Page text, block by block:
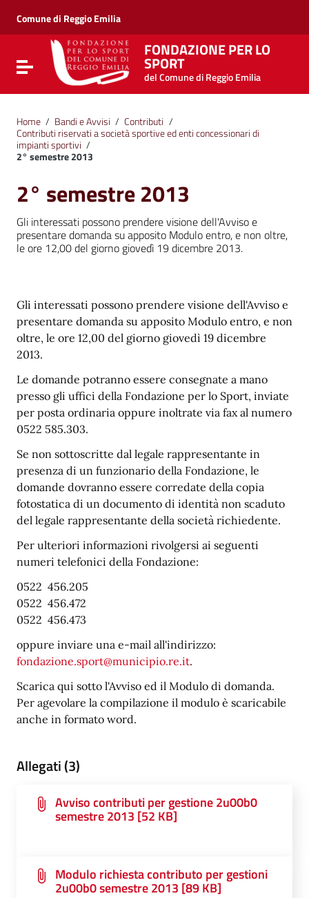
Vai al menu di navigazione
Vai al footer
Comune di Reggio Emilia
Attiva / disattiva la navigazione
FONDAZIONE PER LO
SPORT
del Comune di Reggio Emilia
Home / Bandi e Avvisi / Contributi /
Contributi riservati a società sportive ed enti concessionari di
impianti sportivi /
2° semestre 2013
2° semestre 2013
Gli interessati possono prendere visione dell'Avviso e
presentare domanda su apposito Modulo entro, e non oltre,
le ore 12,00 del giorno giovedì 19 dicembre 2013.
Gli interessati possono prendere visione dell'Avviso e
presentare domanda su apposito Modulo entro, e non
oltre, le ore 12,00 del giorno giovedì 19 dicembre
2013.
Le domande potranno essere consegnate a mano
presso gli uffici della Fondazione per lo Sport, inviate
per posta ordinaria oppure inoltrate via fax al numero
0522 585.303.
Se non sottoscritte dal legale rappresentante in
presenza di un funzionario della Fondazione, le
domande dovranno essere corredate della copia
fotostatica di un documento di identità non scaduto
del legale rappresentante della società richiedente.
Per ulteriori informazioni rivolgersi ai seguenti
numeri telefonici della Fondazione:
0522 456.205
0522 456.472
0522 456.473
oppure inviare una e-mail all'indirizzo:
fondazione.sport@municipio.re.it.
Scarica qui sotto l'Avviso ed il Modulo di domanda.
Per agevolare la compilazione il modulo è scaricabile
anche in formato word.
Allegati (3)
Avviso contributi per gestione 2u00b0
semestre 2013 [52 KB]
Modulo richiesta contributo per gestioni
2u00b0 semestre 2013 [89 KB]